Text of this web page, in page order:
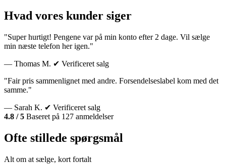
Hvad vores kunder siger
"Super hurtigt! Pengene var på min konto efter 2 dage. Vil sælge
min næste telefon her igen."
— Thomas M. ✔ Verificeret salg
"Fair pris sammenlignet med andre. Forsendelseslabel kom med det
samme."
— Sarah K. ✔ Verificeret salg
4.8 / 5 Baseret på 127 anmeldelser
Ofte stillede spørgsmål
Alt om at sælge, kort fortalt